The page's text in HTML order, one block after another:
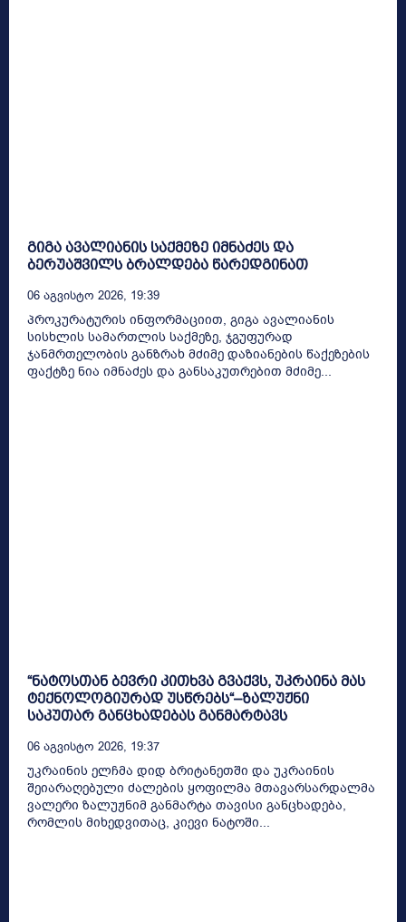
გიგა ავალიანის საქმეზე იმნაძეს და
ბერუაშვილს ბრალდება წარედგინათ
06 Აგვისტო 2026, 19:39
პროკურატურის ინფორმაციით, გიგა ავალიანის
სისხლის სამართლის საქმეზე, ჯგუფურად
ჯანმრთელობის განზრახ მძიმე დაზიანების წაქეზების
ფაქტზე ნია იმნაძეს და განსაკუთრებით მძიმე...
“ნატოსთან ბევრი კითხვა გვაქვს, უკრაინა მას
ტექნოლოგიურად უსწრებს“–ზალუჟნი
საკუთარ განცხადებას განმარტავს
06 Აგვისტო 2026, 19:37
უკრაინის ელჩმა დიდ ბრიტანეთში და უკრაინის
შეიარაღებული ძალების ყოფილმა მთავარსარდალმა
ვალერი ზალუჟნიმ განმარტა თავისი განცხადება,
რომლის მიხედვითაც, კიევი ნატოში...